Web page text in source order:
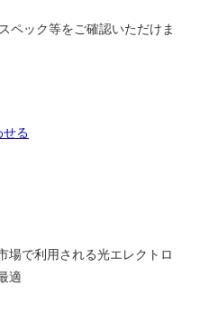
ペック等をご確認いただけま
せる
場で利用される光エレクトロ
適